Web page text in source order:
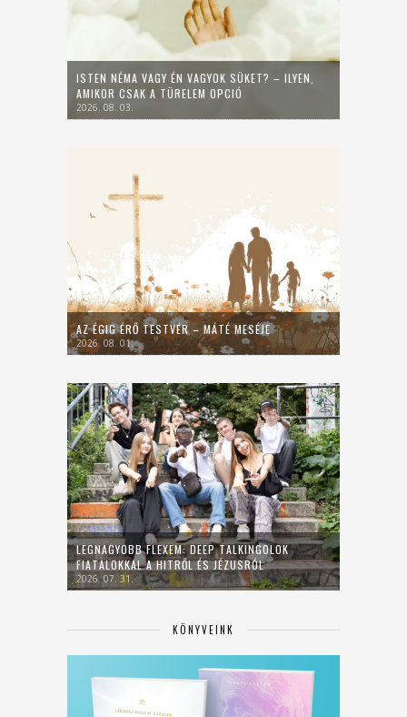
ISTEN NÉMA VAGY ÉN VAGYOK SÜKET? – ILYEN,
AMIKOR CSAK A TÜRELEM OPCIÓ
2026. 08. 03.
AZ ÉGIG ÉRŐ TESTVÉR – MÁTÉ MESÉJE
2026. 08. 01.
LEGNAGYOBB FLEXEM: DEEP TALKINGOLOK
FIATALOKKAL A HITRŐL ÉS JÉZUSRÓL
2026. 07. 31.
KÖNYVEINK